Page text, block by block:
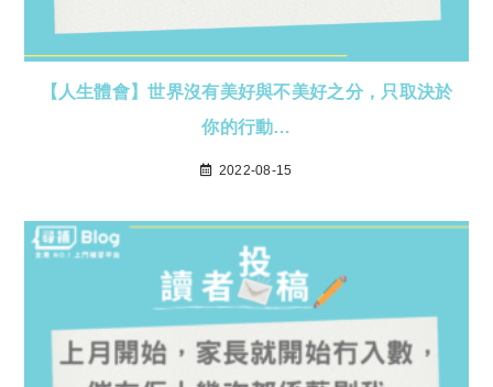
【人生體會】世界沒有美好與不美好之分，只取決於
你的行動…
2022-08-15